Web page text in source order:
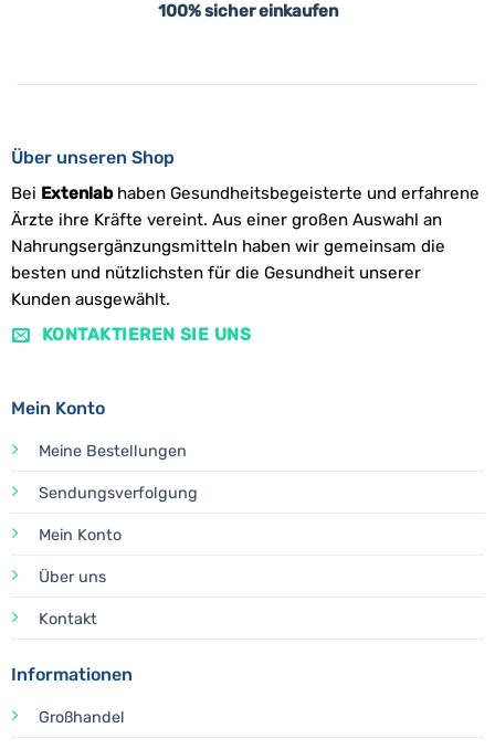
100% sicher einkaufen
Über unseren Shop
Bei Extenlabhaben Gesundheitsbegeisterte und erfahrene
Ärzte ihre Kräfte vereint. Aus einer großen Auswahl an
Nahrungsergänzungsmitteln haben wir gemeinsam die
besten und nützlichsten für die Gesundheit unserer
Kunden ausgewählt.
KONTAKTIEREN SIE UNS
Mein Konto
Meine Bestellungen
Sendungsverfolgung
Mein Konto
Über uns
Kontakt
Informationen
Großhandel